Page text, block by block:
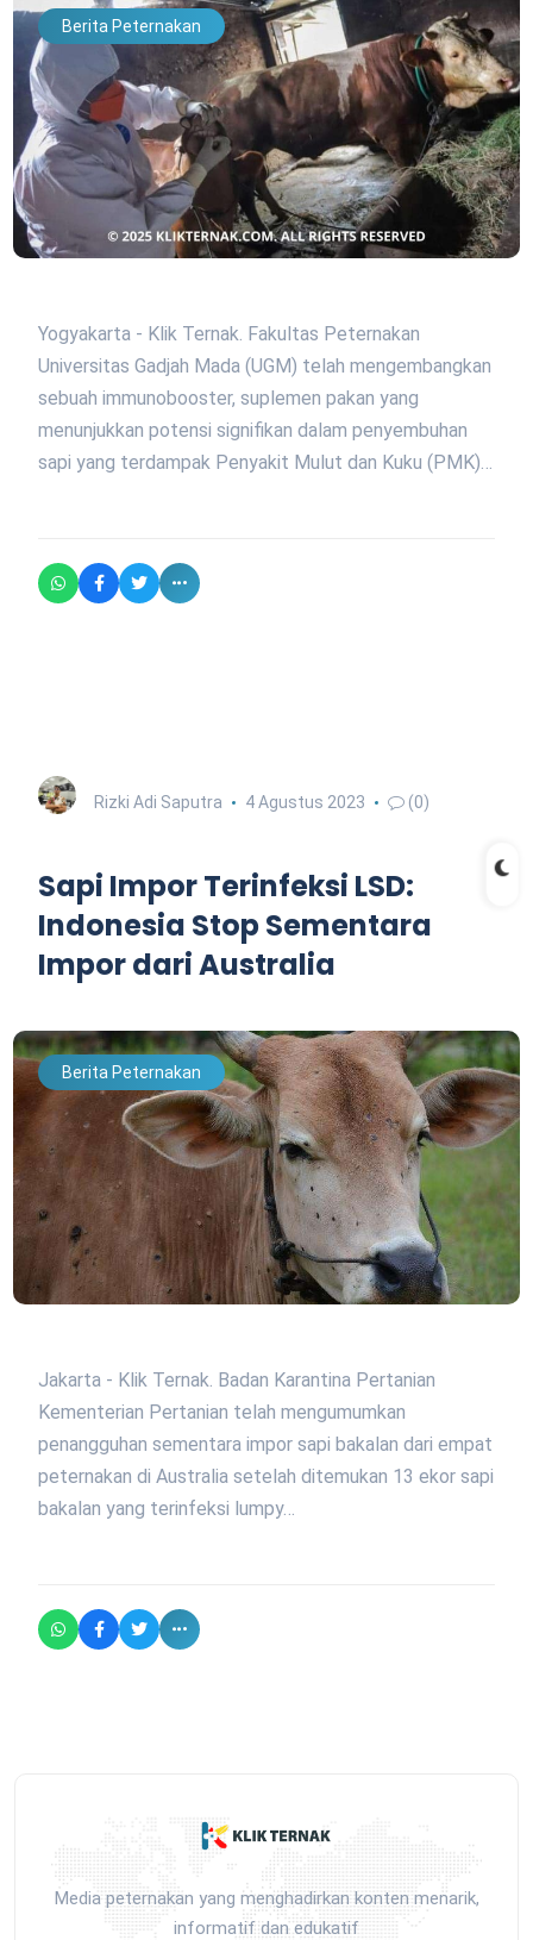
Berita Peternakan
Yogyakarta - Klik Ternak. Fakultas Peternakan
Universitas Gadjah Mada (UGM) telah mengembangkan
sebuah immunobooster, suplemen pakan yang
menunjukkan potensi signifikan dalam penyembuhan
sapi yang terdampak Penyakit Mulut dan Kuku (PMK)…
Rizki Adi Saputra 4 Agustus 2023 (0)
Sapi Impor Terinfeksi LSD:
Indonesia Stop Sementara
Impor dari Australia
Berita Peternakan
Jakarta - Klik Ternak. Badan Karantina Pertanian
Kementerian Pertanian telah mengumumkan
penangguhan sementara impor sapi bakalan dari empat
peternakan di Australia setelah ditemukan 13 ekor sapi
bakalan yang terinfeksi lumpy…
Media peternakan yang menghadirkan konten menarik,
informatif dan edukatif